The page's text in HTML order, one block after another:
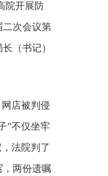
成效 更加
院开展防
二次会议第
（书记）
店被判侵
”不仅坐牢
法院判了
两份遗嘱